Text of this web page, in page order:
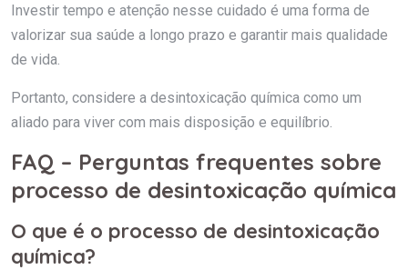
Investir tempo e atenção nesse cuidado é uma forma de
valorizar sua saúde a longo prazo e garantir mais qualidade
de vida.
Portanto, considere a desintoxicação química como um
aliado para viver com mais disposição e equilíbrio.
FAQ – Perguntas frequentes sobre
processo de desintoxicação química
O que é o processo de desintoxicação
química?